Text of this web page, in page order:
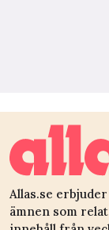
Allas.se
ämnen som